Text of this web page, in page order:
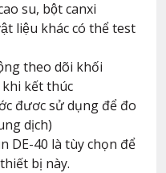
su, bột canxi
liệu khác có thể test
theo dõi khối
kết thúc
đươc sử dụng để đo
dịch)
DE-40 là tùy chọn để
bị này.